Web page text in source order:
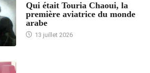
Qui était Touria Chaoui, la
première aviatrice du monde
arabe
13 juillet 2026